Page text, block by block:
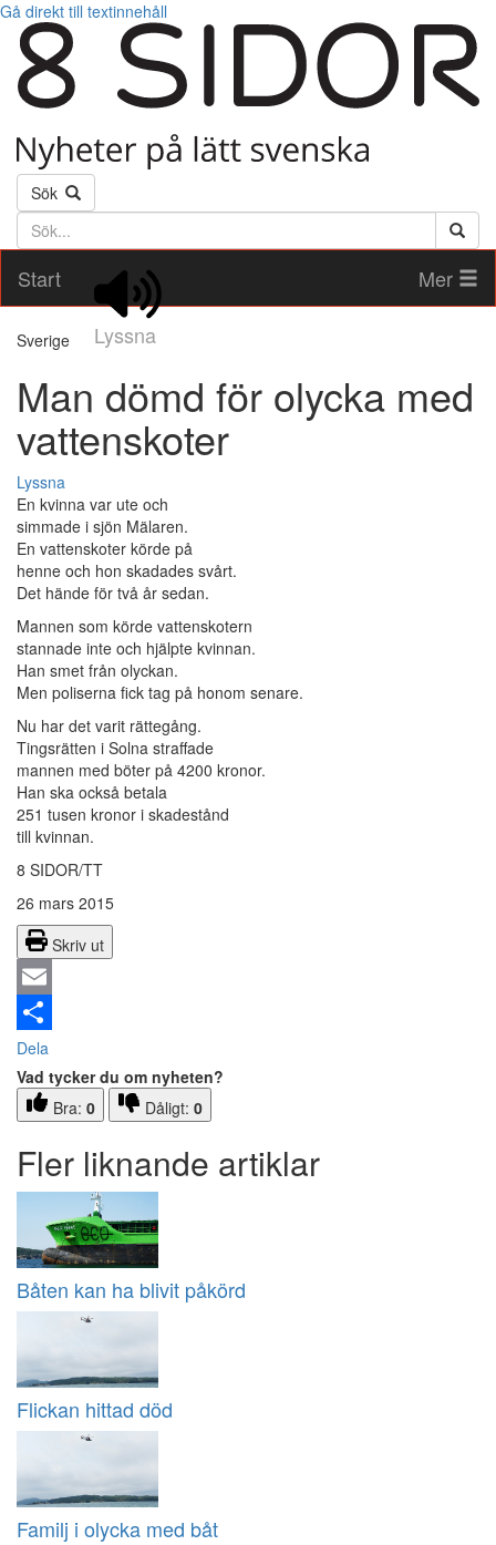
Gå direkt till textinnehåll
Sök
Söktext
Start
Lyssna
Mer
Sverige
Man dömd för olycka med
vattenskoter
Lyssna
En kvinna var ute och
simmade i sjön Mälaren.
En vattenskoter körde på
henne och hon skadades svårt.
Det hände för två år sedan.
Mannen som körde vattenskotern
stannade inte och hjälpte kvinnan.
Han smet från olyckan.
Men poliserna fick tag på honom senare.
Nu har det varit rättegång.
Tingsrätten i Solna straffade
mannen med böter på 4200 kronor.
Han ska också betala
251 tusen kronor i skadestånd
till kvinnan.
8 SIDOR/TT
26 mars 2015
Skriv ut
Email
Dela
Vad tycker du om nyheten?
Bra: 0 Dåligt: 0
Fler liknande artiklar
Båten kan ha blivit påkörd
Flickan hittad död
Familj i olycka med båt